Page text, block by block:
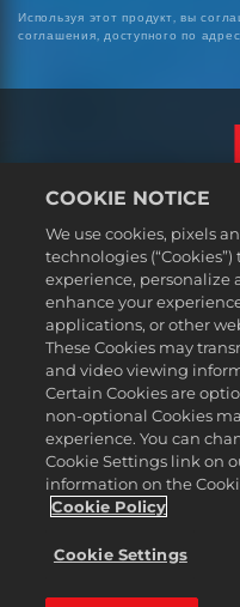
Используя этот продукт, вы
соглашения, доступного по
Политика
Не продавайте и не
Статус
©2016-2026 Take-Two
Civilization, and their
Interactive
Все указанные
COOKIE NOTICE
We use cookies, pixels
technologies
experience, personalize
enhance your
applications, or other
These Cookies may
and video viewing
Certain Cookies are
non-optional Cookies
experience. You can
Cookie Settings link on
information on the
Cookie Policy
Cookie Settings